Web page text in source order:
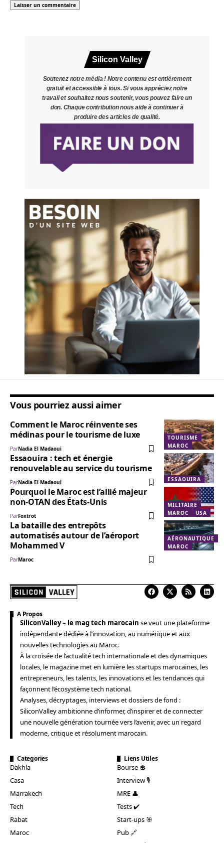
Silicon Valley
Soutenez notre média ! Notre contenu est entièrement
gratuit et accessible à tous. Si vous appréciez notre
travail et souhaitez nous soutenir, vous pouvez faire un
don. Chaque contribution nous aide à continuer à
produire des articles de qualité.
Vous pourriez aussi aimer
TOURISME
MAROC
Comment le Maroc réinvente ses
médinas pour le tourisme de luxe
ParNadia El Madaoui
ESSAOUIRA
Essaouira : tech et énergie
renouvelable au service du tourisme
ParNadia El Madaoui
MILITAIRE
MAROC
USA
Pourquoi le Maroc est l’allié majeur
non-OTAN des États-Unis
ParFoxtrot
AÉRONAUTIQUE
MAROC
La bataille des entrepôts
automatisés autour de l’aéroport
Mohammed V
ParMaroc
A Propos
SiliconValley – le mag tech marocain se veut une plateforme
indépendante dédiée à l’innovation, au numérique et aux
nouvelles technologies au Maroc.
À la croisée de l’actualité tech internationale et des dynamiques
locales, le magazine met en lumière les startups marocaines, les
entrepreneurs, les talents, les innovations et les tendances qui
façonnent l’écosystème tech national.
Analyses, décryptages, interviews et dossiers de fond :
SiliconValley ambitionne d’informer, d’inspirer et de connecter
une nouvelle génération tournée vers l’avenir, avec un regard
moderne, critique et résolument marocain.
Categories
Dakhla
Casa
Marrakech
Tech
Rabat
Maroc
Liens Utiles
Bourse 💲
Interview 🎙️
MRE 👤
Tests ✔️
Start-ups 🎯
Pub 🔗